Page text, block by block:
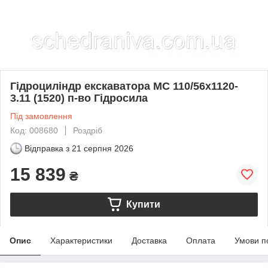
Гідроциліндр екскаватора МС 110/56х1120-
3.11 (1520) п-во Гідросила
Під замовлення
Код: 008680
Роздріб
Відправка з 21 серпня 2026
15 839 ₴
Купити
Опис Характеристики Доставка Оплата Умови